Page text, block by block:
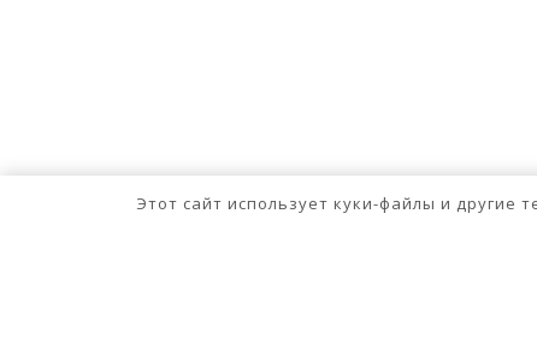
Этот сайт использует куки-файлы и другие